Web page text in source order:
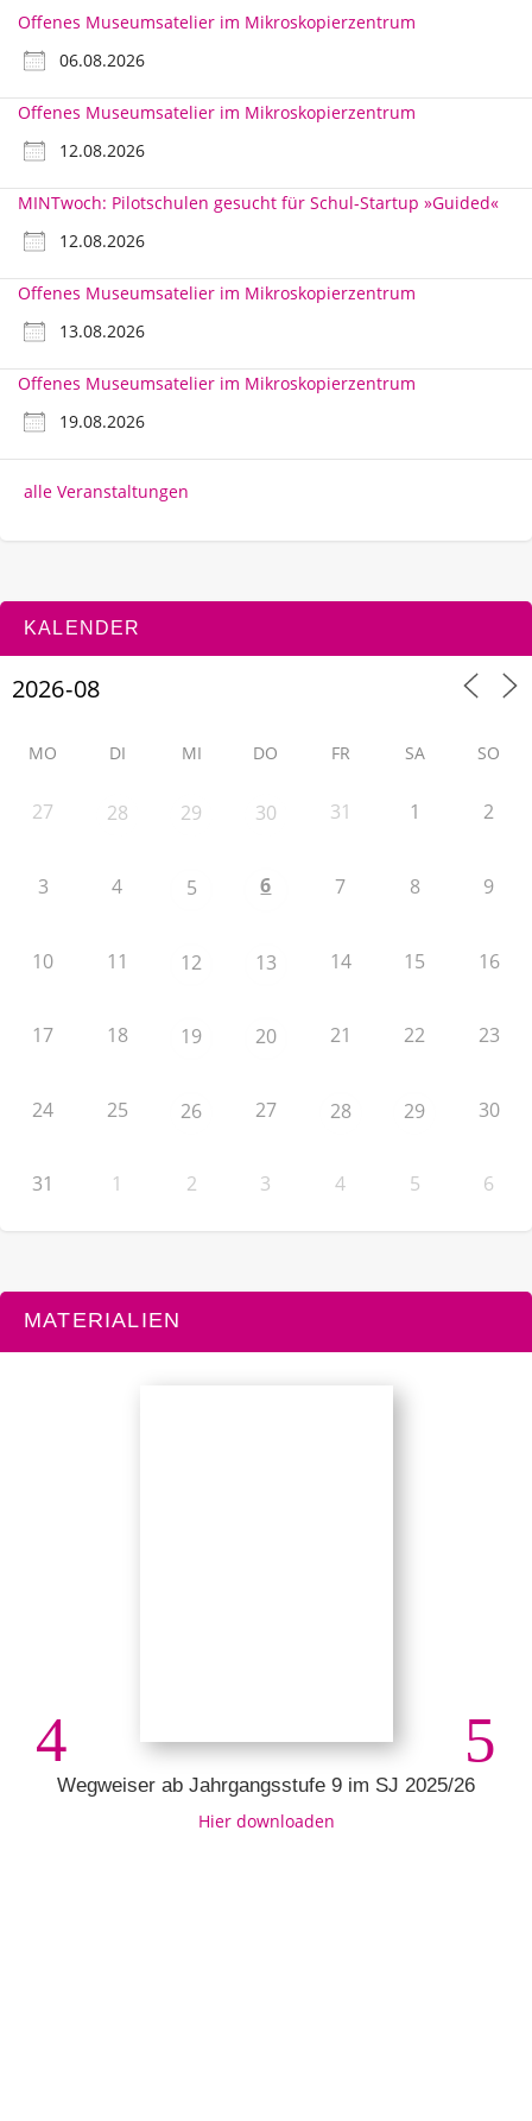
Offenes Museumsatelier im Mikroskopierzentrum
06.08.2026
Offenes Museumsatelier im Mikroskopierzentrum
12.08.2026
MINTwoch: Pilotschulen gesucht für Schul-Startup »Guided«
12.08.2026
Offenes Museumsatelier im Mikroskopierzentrum
13.08.2026
Offenes Museumsatelier im Mikroskopierzentrum
19.08.2026
alle Veranstaltungen
KALENDER
MO DI MI DO FR SA SO
27 28 29 30 31 1 2
3 4 5 6 7 8 9
10 11 12 13 14 15 16
17 18 19 20 21 22 23
24 25 26 27 28 29 30
31 1 2 3 4 5 6
MATERIALIEN
Wegweiser ab Jahrgangsstufe 9 im SJ 2025/26
Hier downloaden